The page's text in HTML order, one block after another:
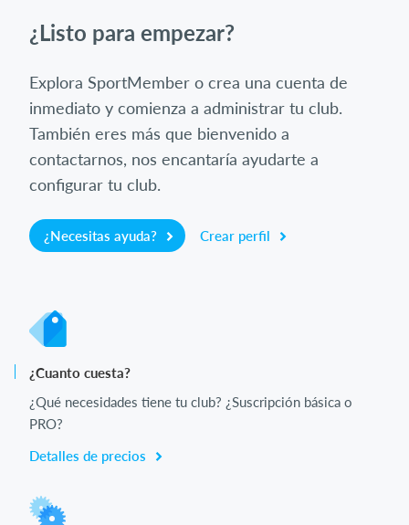
¿Listo para empezar?
Explora SportMember o crea una cuenta de
inmediato y comienza a administrar tu club.
También eres más que bienvenido a
contactarnos, nos encantaría ayudarte a
configurar tu club.
¿Necesitas ayuda? Crear perfil
¿Cuanto cuesta?
¿Qué necesidades tiene tu club? ¿Suscripción básica o
PRO?
Detalles de precios